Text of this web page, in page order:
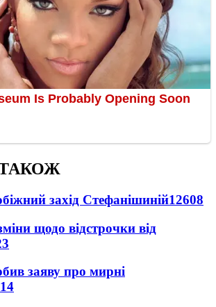
захід Стефанішиній12608
щодо відстрочки від
заяву про мирні